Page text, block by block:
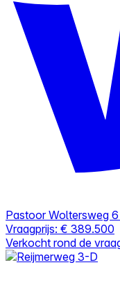
Pastoor Woltersweg 6
Vraagprijs: € 389.500
Verkocht rond de